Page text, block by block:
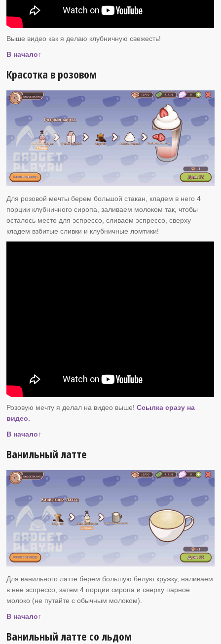
Выше видео как я делаю клубничную свежесть!
В начало↑
Красотка в розовом
Для розовой мечты берем большой стакан, кладем в него 4
порции клубничного сиропа, заливаем молоком так, чтобы
осталось место для эспрессо, сливаем эспрессо, сверху
кладем взбитые сливки и клубничные ломтики!
Розовую мечту я делал на видео выше!Ссылка сразу на
видео.
В начало↑
Ванильный латте
Для ванильного латте берем большую белую кружку, наливаем
в нее эспрессо, затем 4 порции сиропа и сверху парное
молоко (не путайте с обычным молоком).
В начало↑
Ванильный латте со льдом